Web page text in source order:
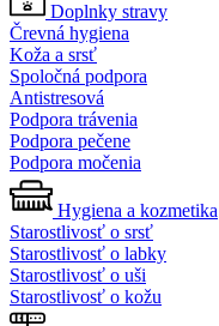
Doplnky stravy
Črevná hygiena
Koža a srsť
Spoločná podpora
Antistresová
Podpora trávenia
Podpora pečene
Podpora močenia
Hygiena a kozmetika
Starostlivosť o srsť
Starostlivosť o labky
Starostlivosť o uši
Starostlivosť o kožu